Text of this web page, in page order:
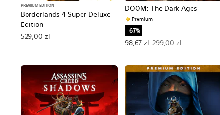
Borderlands 4 Super Deluxe
Edition
PREMIUM EDITION
529,00 zl
DOOM: The Dark Ages
Premium
-67%
98,67 zl
Oferowana cena: 98,67 zl.
299,00 zl